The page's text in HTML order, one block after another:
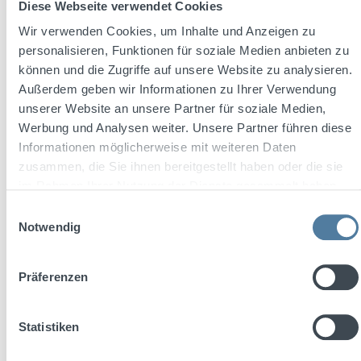
Diese Webseite verwendet Cookies
Wir verwenden Cookies, um Inhalte und Anzeigen zu
personalisieren, Funktionen für soziale Medien anbieten zu
können und die Zugriffe auf unsere Website zu analysieren.
Außerdem geben wir Informationen zu Ihrer Verwendung
unserer Website an unsere Partner für soziale Medien,
Werbung und Analysen weiter. Unsere Partner führen diese
Informationen möglicherweise mit weiteren Daten
zusammen, die Sie ihnen bereitgestellt haben oder die sie
Notwendig
Präferenzen
Statistiken
Preise inkl. MwSt. zzgl. Versandkosten
In den Warenkorb